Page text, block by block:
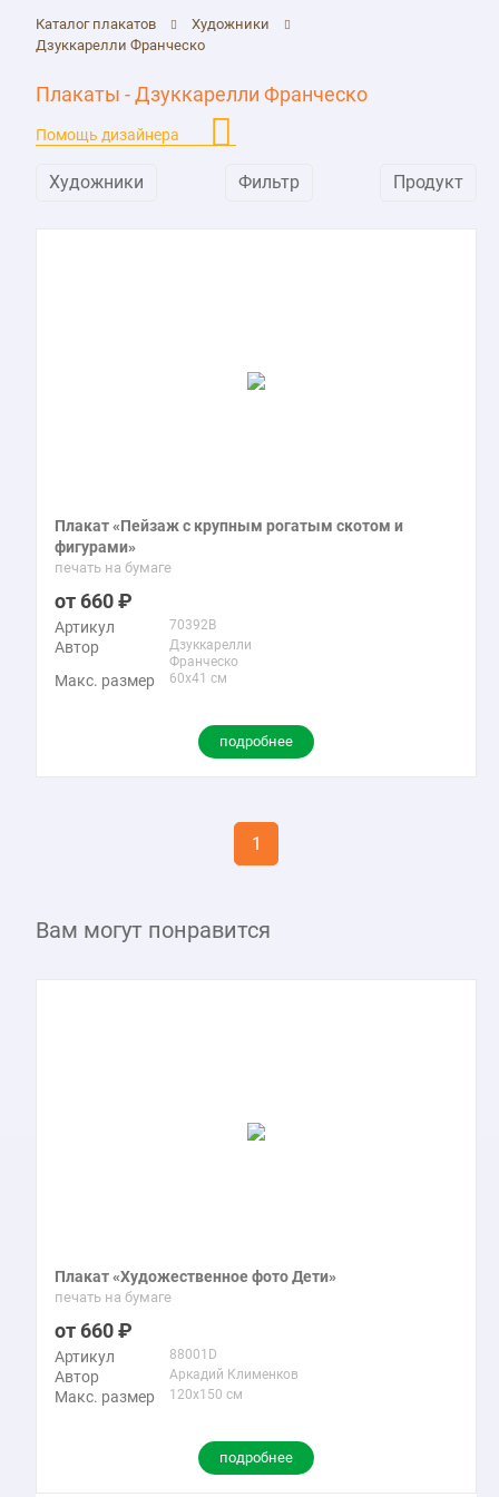
Каталог плакатов
Художники
Дзуккарелли Франческо
Плакаты - Дзуккарелли Франческо
Помощь дизайнера
Художники Фильтр Продукт
Плакат «Пейзаж с крупным рогатым скотом и
фигурами»
печать на бумаге
660
Артикул 70392B
Автор
Дзуккарелли
Франческо
Макс. размер 60x41 см
подробнее
1
Вам могут понравится
Плакат «Художественное фото Дети»
печать на бумаге
660
Артикул 88001D
Автор Аркадий Клименков
Макс. размер 120x150 см
подробнее